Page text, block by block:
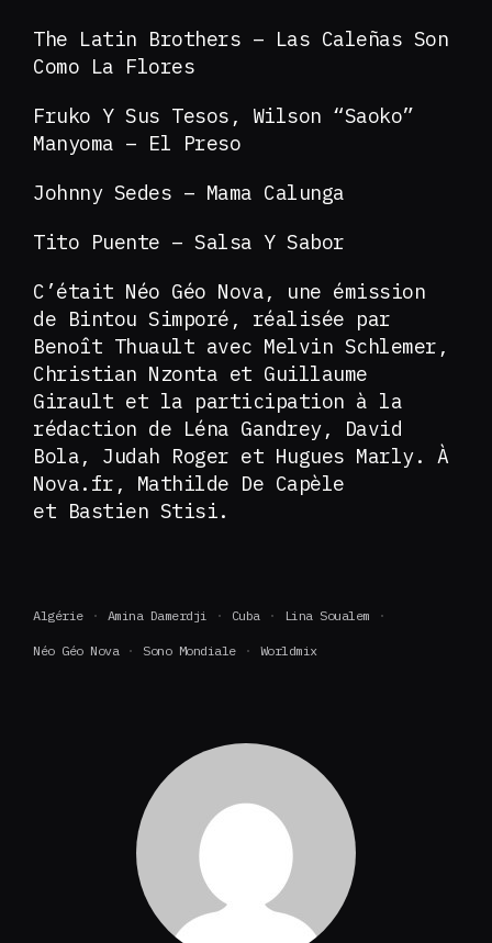
The Latin Brothers – Las Caleñas Son
Como La Flores
Fruko Y Sus Tesos, Wilson “Saoko”
Manyoma – El Preso
Johnny Sedes – Mama Calunga
Tito Puente – Salsa Y Sabor
C’était Néo Géo Nova, une émission
de Bintou Simporé, réalisée par
Benoît Thuault avec Melvin Schlemer,
Christian Nzonta et Guillaume
Girault et la participation à la
rédaction de Léna Gandrey, David
Bola, Judah Roger et Hugues Marly. À
Nova.fr, Mathilde De Capèle
et Bastien Stisi.
Algérie Amina Damerdji Cuba Lina Soualem
Néo Géo Nova Sono Mondiale Worldmix